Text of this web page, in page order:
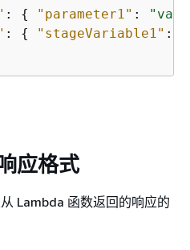
: { "parameter1" :
: { "stageVariable1" :
应格式
Lambda 函数返回的响应的